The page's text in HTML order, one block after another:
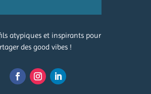
atypiques et inspirants pour
des good vibes !